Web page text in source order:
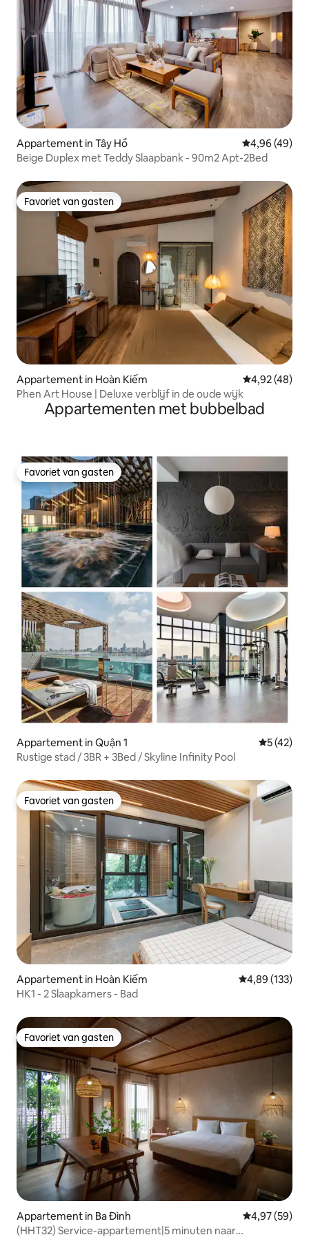
Appartement in Tây Hồ Gemiddelde
4,96 (49)
Beige Duplex met Teddy Slaapbank - 90m2 Apt-2Bed
Favoriet van gasten
Favoriet van gasten
Appartement in Hoàn Kiếm Gemiddelde
4,92 (48)
Phen Art House | Deluxe verblijf in de oude wijk
Appartementen met bubbelbad
Favoriet van gasten
Favoriet van gasten
Appartement in Quận 1
5 (42)
Rustige stad / 3BR + 3Bed / Skyline Infinity Pool
Favoriet van gasten
Favoriet van gasten
Appartement in Hoàn Kiếm Gemiddelde
4,89 (133)
HK1 - 2 Slaapkamers - Bad
Favoriet van gasten
Favoriet van gasten
Appartement in Ba Đình Gemiddelde
4,97 (59)
(HHT32) Service-appartement|5 minuten naar